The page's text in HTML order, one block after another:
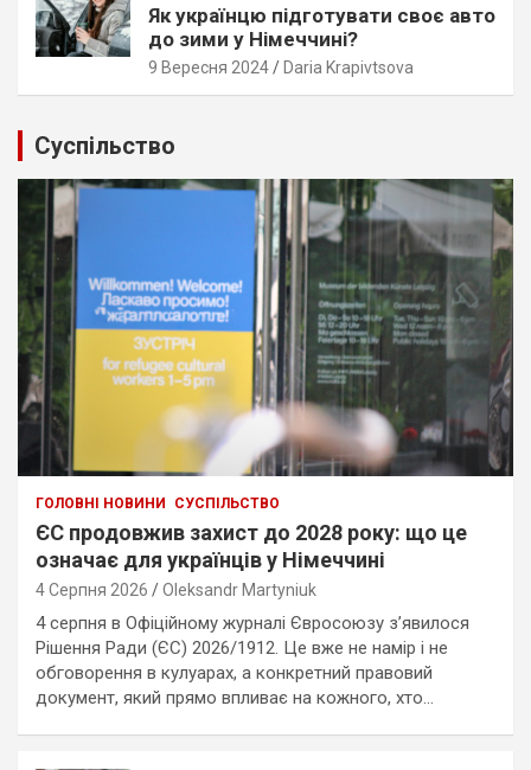
Як українцю підготувати своє авто
до зими у Німеччині?
9 Вересня 2024 Daria Krapivtsova
Cуспільство
ГОЛОВНІ НОВИНИ СУСПІЛЬСТВО
ЄС продовжив захист до 2028 року: що це
означає для українців у Німеччині
4 Серпня 2026 Oleksandr Martyniuk
4 серпня в Офіційному журналі Євросоюзу з’явилося
Рішення Ради (ЄС) 2026/1912. Це вже не намір і не
обговорення в кулуарах, а конкретний правовий
документ, який прямо впливає на кожного, хто…